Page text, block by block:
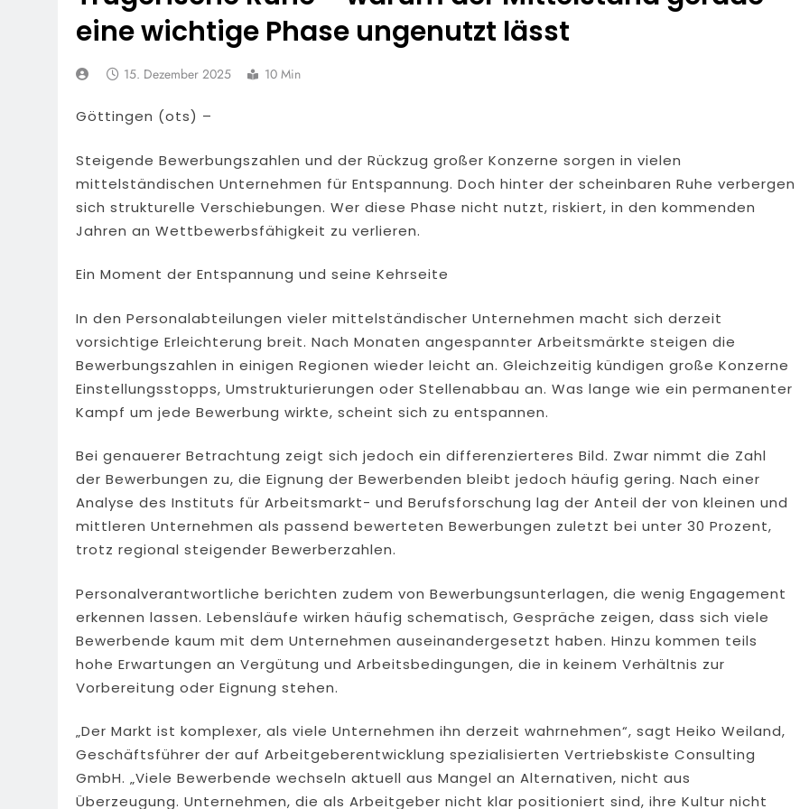
45 Einsatzkräfte Sicherten In Schwierigem Gelände Die Flanken Des
6. August 2026
POL-OF: Manipulierte Fahrzeuge Und Getuntes E-Bike Aus Dem Verkehr
POL-WI: Brand Eines Wohnmobils Führt Zu Einer Langen Sperrung Der A3
POL-NH: Schwalm-Eder-Kreis: 74-Jähriger Claus-Peter H. Aus Felsberg
5. August 2026
FW Rheingau-Taunus: Erstmeldung: Waldbrand Zwischen Bad
POL-RTK: Leitungswechsel Bei Der Polizeidirektion Rheingau-Taunus
POL-OF: Abgelenkt Und Bestohlen: Zeugen Gesucht!; Mercedes Angedotzt:
Gesehen?
eine wichtige Phase ungenutzt lässt
15. Dezember 2025 10 Min
Göttingen (ots) –
Steigende Bewerbungszahlen und der Rückzug großer Konzerne sorgen in vielen
mittelständischen Unternehmen für Entspannung. Doch hinter der scheinbaren Ruhe verbergen
sich strukturelle Verschiebungen. Wer diese Phase nicht nutzt, riskiert, in den kommenden
Jahren an Wettbewerbsfähigkeit zu verlieren.
Ein Moment der Entspannung und seine Kehrseite
In den Personalabteilungen vieler mittelständischer Unternehmen macht sich derzeit
vorsichtige Erleichterung breit. Nach Monaten angespannter Arbeitsmärkte steigen die
Bewerbungszahlen in einigen Regionen wieder leicht an. Gleichzeitig kündigen große Konzerne
Einstellungsstopps, Umstrukturierungen oder Stellenabbau an. Was lange wie ein permanenter
Kampf um jede Bewerbung wirkte, scheint sich zu entspannen.
Bei genauerer Betrachtung zeigt sich jedoch ein differenzierteres Bild. Zwar nimmt die Zahl
der Bewerbungen zu, die Eignung der Bewerbenden bleibt jedoch häufig gering. Nach einer
Analyse des Instituts für Arbeitsmarkt- und Berufsforschung lag der Anteil der von kleinen und
mittleren Unternehmen als passend bewerteten Bewerbungen zuletzt bei unter 30 Prozent,
trotz regional steigender Bewerberzahlen.
Personalverantwortliche berichten zudem von Bewerbungsunterlagen, die wenig Engagement
erkennen lassen. Lebensläufe wirken häufig schematisch, Gespräche zeigen, dass sich viele
Bewerbende kaum mit dem Unternehmen auseinandergesetzt haben. Hinzu kommen teils
hohe Erwartungen an Vergütung und Arbeitsbedingungen, die in keinem Verhältnis zur
Vorbereitung oder Eignung stehen.
„Der Markt ist komplexer, als viele Unternehmen ihn derzeit wahrnehmen“, sagt Heiko Weiland,
Geschäftsführer der auf Arbeitgeberentwicklung spezialisierten Vertriebskiste Consulting
GmbH. „Viele Bewerbende wechseln aktuell aus Mangel an Alternativen, nicht aus
Überzeugung. Unternehmen, die als Arbeitgeber nicht klar positioniert sind, ihre Kultur nicht